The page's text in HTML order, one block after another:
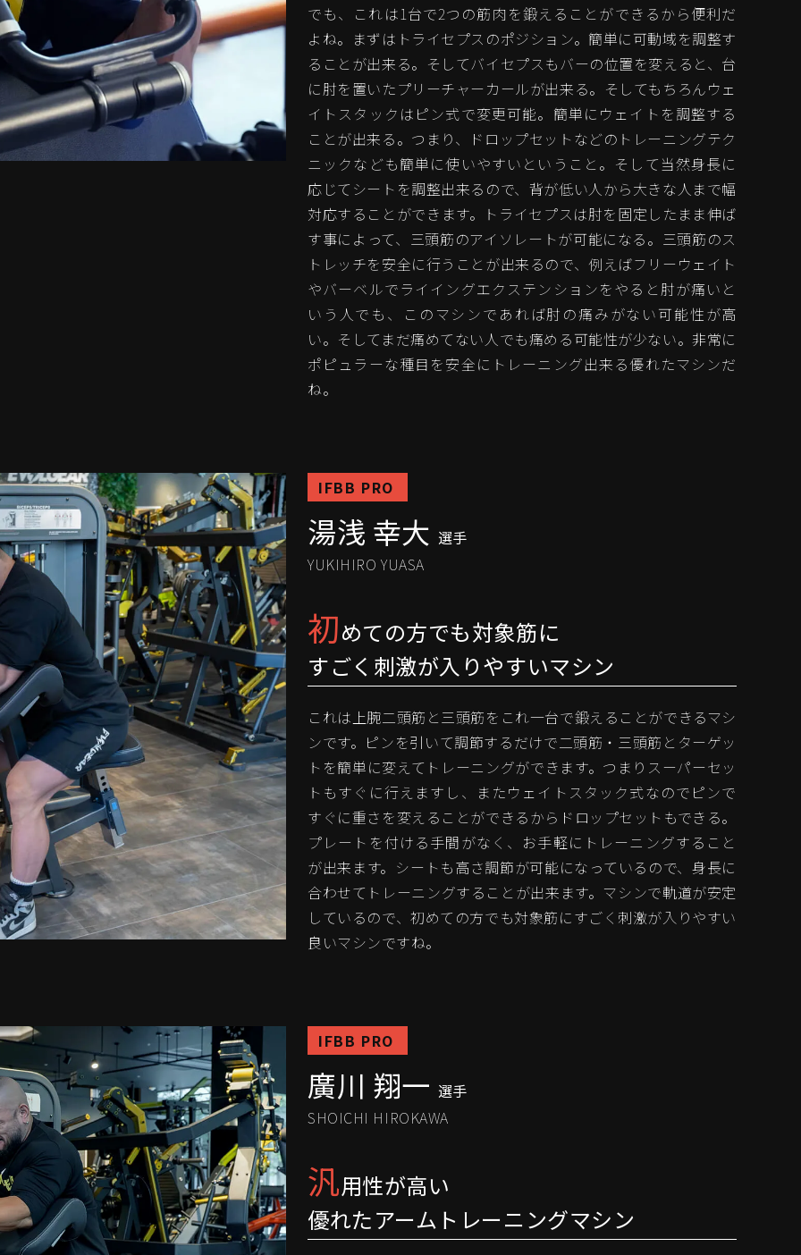
でも、これは1台で2つの筋肉を鍛えることができるから便利だ
よね。まずはトライセプスのポジション。簡単に可動域を調整す
ることが出来る。そしてバイセプスもバーの位置を変えると、台
に肘を置いたプリーチャーカールが出来る。そしてもちろんウェ
イトスタックはピン式で変更可能。簡単にウェイトを調整する
ことが出来る。つまり、ドロップセットなどのトレーニングテク
ニックなども簡単に使いやすいということ。そして当然身長に
応じてシートを調整出来るので、背が低い人から大きな人まで幅
対応することができます。トライセプスは肘を固定したまま伸ば
す事によって、三頭筋のアイソレートが可能になる。三頭筋のス
トレッチを安全に行うことが出来るので、例えばフリーウェイト
やバーベルでライイングエクステンションをやると肘が痛いと
いう人でも、このマシンであれば肘の痛みがない可能性が高
い。そしてまだ痛めてない人でも痛める可能性が少ない。非常に
ポピュラーな種目を安全にトレーニング出来る優れたマシンだ
ね。
IFBB PRO
湯浅 幸大 選手
YUKIHIRO YUASA
初めての方でも対象筋に
すごく刺激が入りやすいマシン
これは上腕二頭筋と三頭筋をこれ一台で鍛えることができるマシ
ンです。ピンを引いて調節するだけで二頭筋・三頭筋とターゲッ
トを簡単に変えてトレーニングができます。つまりスーパーセッ
トもすぐに行えますし、またウェイトスタック式なのでピンで
すぐに重さを変えることができるからドロップセットもできる。
プレートを付ける手間がなく、お手軽にトレーニングすること
が出来ます。シートも高さ調節が可能になっているので、身長に
合わせてトレーニングすることが出来ます。マシンで軌道が安定
しているので、初めての方でも対象筋にすごく刺激が入りやすい
良いマシンですね。
IFBB PRO
廣川 翔一 選手
SHOICHI HIROKAWA
汎用性が高い
優れたアームトレーニングマシン